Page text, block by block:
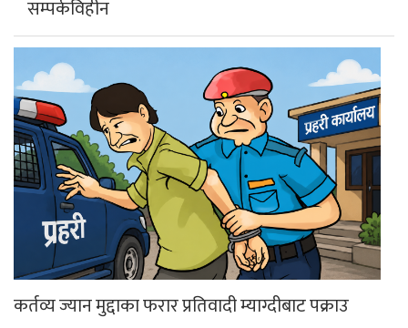
सम्पर्कविहीन
कर्तव्य ज्यान मुद्दाका फरार प्रतिवादी म्याग्दीबाट पक्राउ